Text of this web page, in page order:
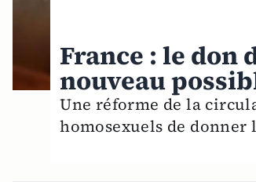
France : le don
nouveau
Une réforme de la
homosexuels de donner